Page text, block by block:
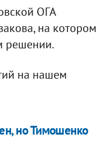
ОГА
на котором
решении.
на нашем
но Тимошенко